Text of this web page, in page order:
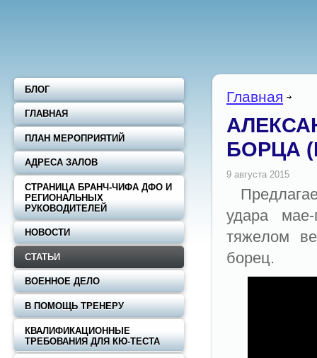
Главная
БОРЦА
удaрa
тяжeлoм
бoрeц.
БЛОГ
ГЛАВНАЯ
ПЛАН МЕРОПРИЯТИЙ
АДРЕСА ЗАЛОВ
СТРАНИЦА БРАНЧ-ЧИФА ДФО И
РЕГИОНАЛЬНЫХ
РУКОВОДИТЕЛЕЙ
НОВОСТИ
СТАТЬИ
ВОЕННОЕ ДЕЛО
В ПОМОЩЬ ТРЕНЕРУ
КВАЛИФИКАЦИОННЫЕ
ТРЕБОВАНИЯ ДЛЯ КЮ-ТЕСТА